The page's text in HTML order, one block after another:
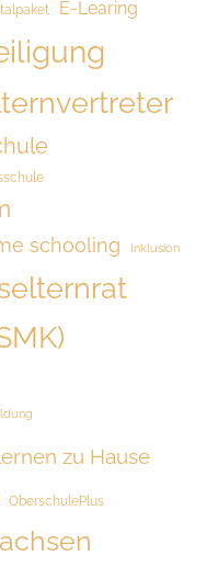
E-Learing
schooling Inklusion
zu Hause
OberschulePlus